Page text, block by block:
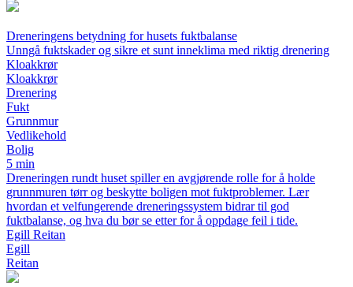
Dreneringens betydning for husets fuktbalanse
Unngå fuktskader og sikre et sunt inneklima med riktig drenering
Kloakkrør
Kloakkrør
Drenering
Fukt
Grunnmur
Vedlikehold
Bolig
5 min
Dreneringen rundt huset spiller en avgjørende rolle for å holde
grunnmuren tørr og beskytte boligen mot fuktproblemer. Lær
hvordan et velfungerende dreneringssystem bidrar til god
fuktbalanse, og hva du bør se etter for å oppdage feil i tide.
Egill Reitan
Egill
Reitan